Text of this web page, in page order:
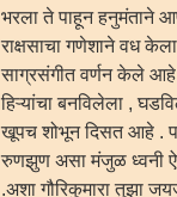
भरला ते पाहून हनुमंताने
राक्षसाचा गणेशाने वध
साग्रसंगीत वर्णन केले आहे
हिऱ्यांचा बनविलेला ,
खूपच शोभून दिसत आहे .
रुणझुण असा मंजुळ ध्वनी
.अशा गौरिकुमारा तुझा